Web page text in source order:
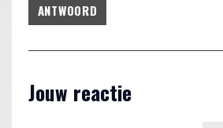
ANTWOORD
Jouw reactie